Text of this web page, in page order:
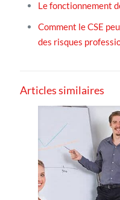
Le fonctionnement
Comment le CSE
des risques
Articles similaires